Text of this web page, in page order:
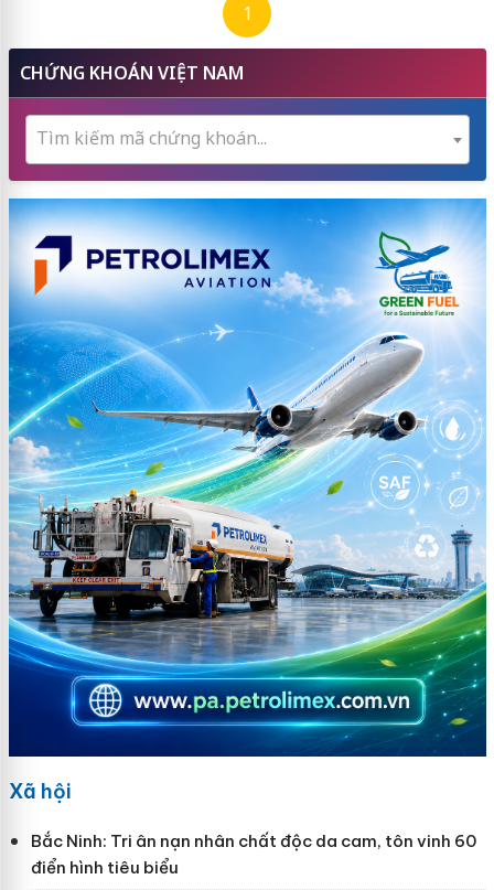
1
CHỨNG KHOÁN VIỆT NAM
Tìm kiếm mã chứng khoán...
Xã hội
Bắc Ninh: Tri ân nạn nhân chất độc da cam, tôn vinh 60
điển hình tiêu biểu